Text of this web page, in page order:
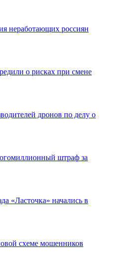
неработающих россиян
о рисках при смене
дронов по делу о
штраф за
«Ласточка» начались в
схеме мошенников